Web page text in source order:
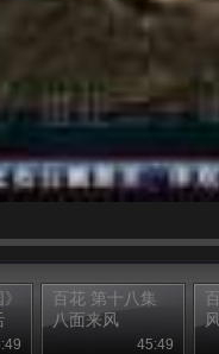
百花 第十八集
八面来风
45:49